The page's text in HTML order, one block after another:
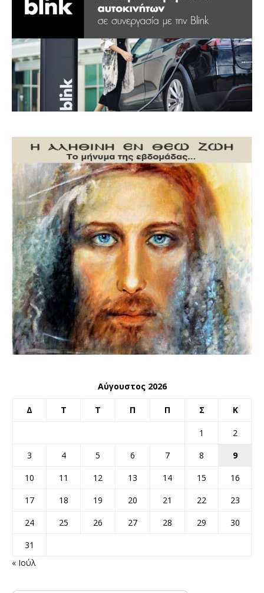
Αύγουστος 2026
Δ Τ Τ Π Π Σ Κ
1
2
3
4 5 6 7 8
9
10
11 12 13 14 15
16
17
18 19 20 21 22
23
24
25 26 27 28 29
30
31
« Ιούλ